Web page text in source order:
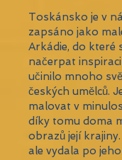
Toskánsko je v
zapsáno jako
Arkádie, do které
načerpat
učinilo mnoho
českých umělců.
malovat v
díky tomu doma
obrazů její
ale vydala po